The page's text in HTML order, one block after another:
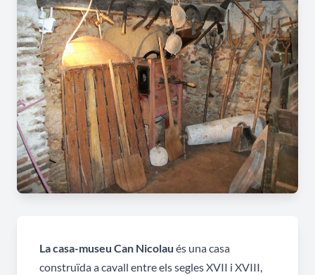
La casa-museu Can Nicolau és una casa
construïda a cavall entre els segles XVII i XVIII,